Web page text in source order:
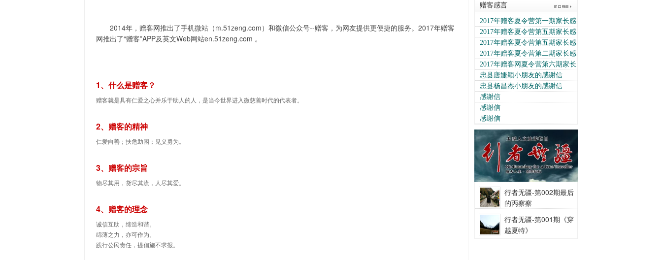
2014年，赠客网推出了手机微站（m.51zeng.com）和微信公众号--赠客，为网友提供更便捷的服务。2017年赠客
网推出了“赠客”APP及英文Web网站en.51zeng.com 。
1、什么是赠客？
赠客就是具有仁爱之心并乐于助人的人，是当今世界进入微慈善时代的代表者。
2、赠客的精神
仁爱向善；扶危助困；见义勇为。
3、赠客的宗旨
物尽其用，货尽其流，人尽其爱。
4、赠客的理念
诚信互助，缔造和谐。
绵薄之力，亦可作为。
践行公民责任，提倡施不求报。
夏令营] 07-16
[刘一][2024赠客川西藏区助学
夏令营] 07-16
[雷雨][2024赠客川西藏区助学
夏令营] 07-16
[罗若瑷][2024赠客川西藏区助
学夏令营] 07-16
赠客感言
2017年赠客夏令营第一期家长感
言
2017年赠客夏令营第五期家长感
言
2017年赠客夏令营第五期家长感
言
2017年赠客夏令营第二期家长感
言
2017年赠客网夏令营第六期家长
感言
忠县唐婕颖小朋友的感谢信
忠县杨昌杰小朋友的感谢信
感谢信
感谢信
感谢信
行者无疆-第002期最后
的丙察察
行者无疆-第001期《穿
越夏特》